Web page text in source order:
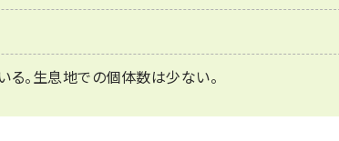
。生息地での個体数は少ない。